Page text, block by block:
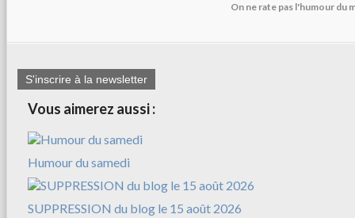
On ne rate pas l'humour du
S'inscrire à la newsletter
Vous aimerez aussi :
Humour du samedi
SUPPRESSION du blog le 15 août 2026